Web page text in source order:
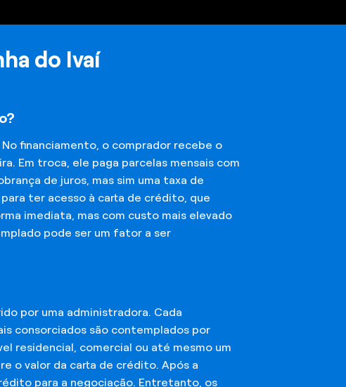
do Ivaí
financiamento, o comprador recebe o
Em troca, ele paga parcelas mensais com
de juros, mas sim uma taxa de
ter acesso à carta de crédito, que
imediata, mas com custo mais elevado
pode ser um fator a ser
por uma administradora. Cada
consorciados são contemplados por
residencial, comercial ou até mesmo um
o valor da carta de crédito. Após a
para a negociação. Entretanto, os